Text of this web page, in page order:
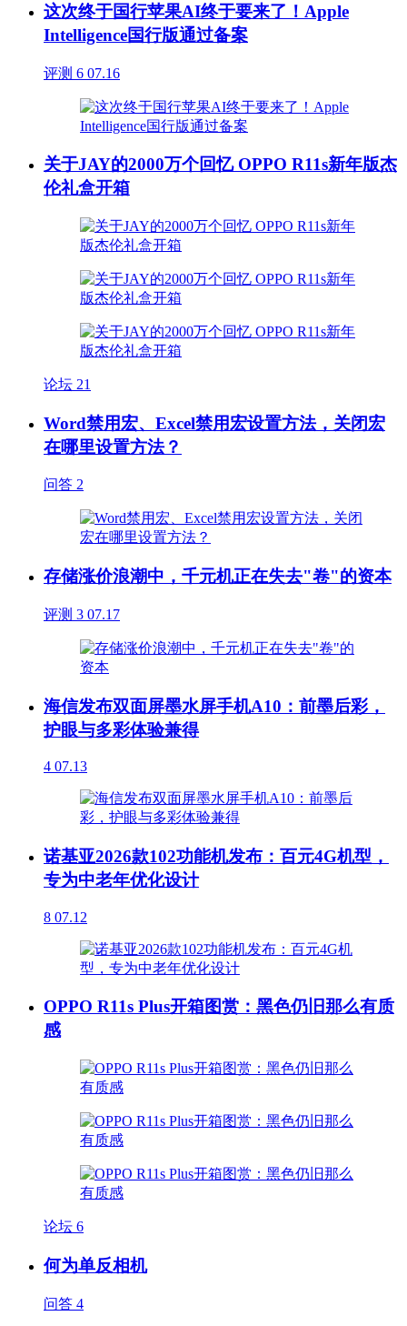
这次终于国行苹果AI终于要来了！Apple
Intelligence国行版通过备案
评测 6 07.16
关于JAY的2000万个回忆 OPPO R11s新年版杰
伦礼盒开箱
论坛 21
Word禁用宏、Excel禁用宏设置方法，关闭宏
在哪里设置方法？
问答 2
存储涨价浪潮中，千元机正在失去"卷"的资本
评测 3 07.17
海信发布双面屏墨水屏手机A10：前墨后彩，
护眼与多彩体验兼得
4 07.13
诺基亚2026款102功能机发布：百元4G机型，
专为中老年优化设计
8 07.12
OPPO R11s Plus开箱图赏：黑色仍旧那么有质
感
论坛 6
何为单反相机
问答 4